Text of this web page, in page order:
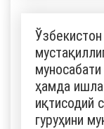
ҳамда
иқтисодий
гуруҳини